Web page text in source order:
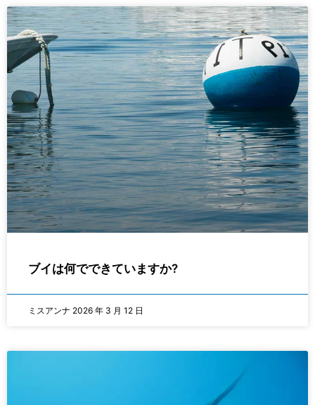
ブイは何でできていますか?
ミスアンナ 2026 年 3 月 12 日